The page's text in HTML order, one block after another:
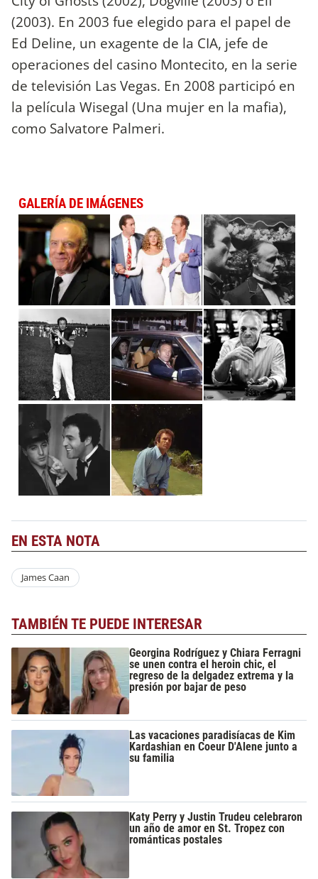
(2003). En 2003 fue elegido para el papel de
Ed Deline, un exagente de la CIA, jefe de
operaciones del casino Montecito, en la serie
de televisión Las Vegas. En 2008 participó en
la película Wisegal (Una mujer en la mafia),
como Salvatore Palmeri.
GALERÍA DE IMÁGENES
EN ESTA NOTA
James Caan
TAMBIÉN TE PUEDE INTERESAR
Georgina Rodríguez y Chiara Ferragni
se unen contra el heroin chic, el
regreso de la delgadez extrema y la
presión por bajar de peso
Las vacaciones paradisíacas de Kim
Kardashian en Coeur D'Alene junto a
su familia
Katy Perry y Justin Trudeu celebraron
un año de amor en St. Tropez con
románticas postales